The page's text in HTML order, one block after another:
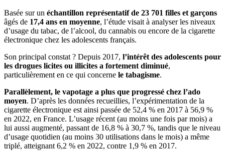
Basée sur un échantillon représentatif de 23 701 filles et garçons
âgés de 17,4 ans en moyenne, l’étude visait à analyser les niveaux
d’usage du tabac, de l’alcool, du cannabis ou encore de la cigarette
électronique chez les adolescents français.
Son principal constat ? Depuis 2017, l’intérêt des adolescents pour
les drogues licites ou illicites a fortement diminué,
particulièrement en ce qui concerne le tabagisme.
Parallèlement, le vapotage a plus que progressé chez l’ado
moyen. D’après les données recueillies, l’expérimentation de la
cigarette électronique est ainsi passée de 52,4 % en 2017 à 56,9 %
en 2022, en France. L’usage récent (au moins une fois par mois) a
lui aussi augmenté, passant de 16,8 % à 30,7 %, tandis que le niveau
d’usage quotidien (au moins 30 utilisations dans le mois) a même
triplé, atteignant 6,2 % en 2022, contre 1,9 % en 2017.